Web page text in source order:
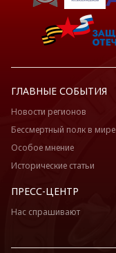
ГЛАВНЫЕ СОБЫТИЯ
Новости регионов
Бессмертный полк в мире
Особое мнение
Исторические статьи
ПРЕСС-ЦЕНТР
Нас спрашивают